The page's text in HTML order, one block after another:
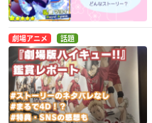
劇場アニメ 話題